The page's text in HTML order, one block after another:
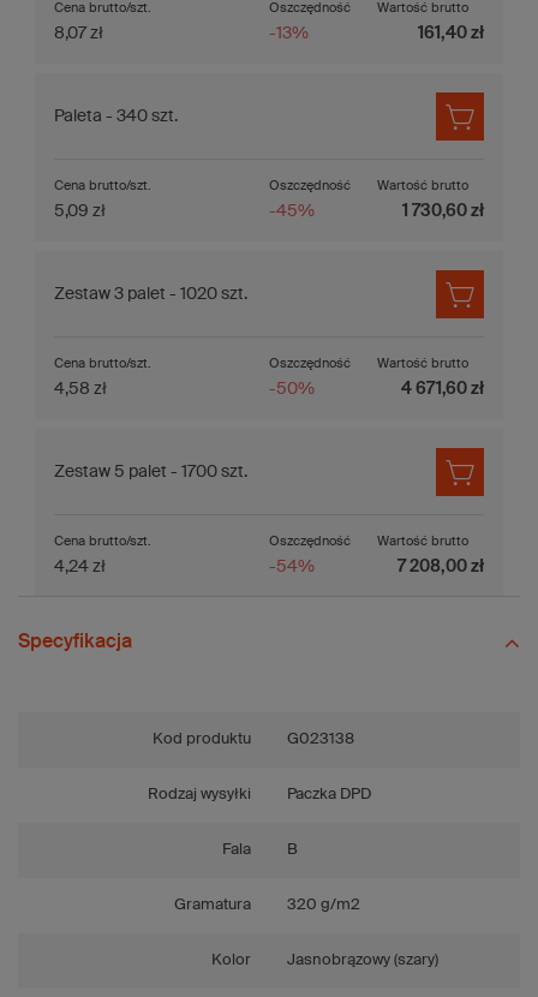
Oszczędność
-13%
Cena brutto/szt.
8,07 zł
Wartość brutto
161,40 zł
Paleta - 340 szt.
Oszczędność
-45%
Cena brutto/szt.
5,09 zł
Wartość brutto
1 730,60 zł
Zestaw 3 palet - 1020 szt.
Oszczędność
-50%
Cena brutto/szt.
4,58 zł
Wartość brutto
4 671,60 zł
Zestaw 5 palet - 1700 szt.
Oszczędność
-54%
Cena brutto/szt.
4,24 zł
Wartość brutto
7 208,00 zł
Specyfikacja
Kod produktu G023138
Rodzaj wysyłki Paczka DPD
Fala B
Gramatura 320 g/m2
Kolor Jasnobrązowy (szary)